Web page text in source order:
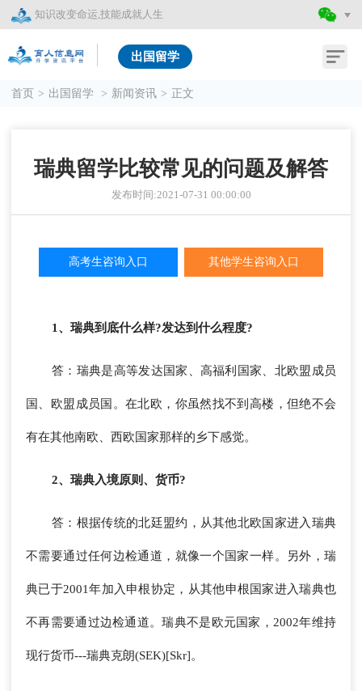
知识改变命运,技能成就人生
出国留学
首页 > 出国留学 > 新闻资讯 > 正文
瑞典留学比较常见的问题及解答
发布时间:2021-07-31 00:00:00
高考生咨询入口 其他学生咨询入口
1、瑞典到底什么样?发达到什么程度?
答：瑞典是高等发达国家、高福利国家、北欧盟成员
国、欧盟成员国。在北欧，你虽然找不到高楼，但绝不会
有在其他南欧、西欧国家那样的乡下感觉。
2、瑞典入境原则、货币?
答：根据传统的北廷盟约，从其他北欧国家进入瑞典
不需要通过任何边检通道，就像一个国家一样。另外，瑞
典已于2001年加入申根协定，从其他申根国家进入瑞典也
不再需要通过边检通道。瑞典不是欧元国家，2002年维持
现行货币---瑞典克朗(SEK)[Skr]。